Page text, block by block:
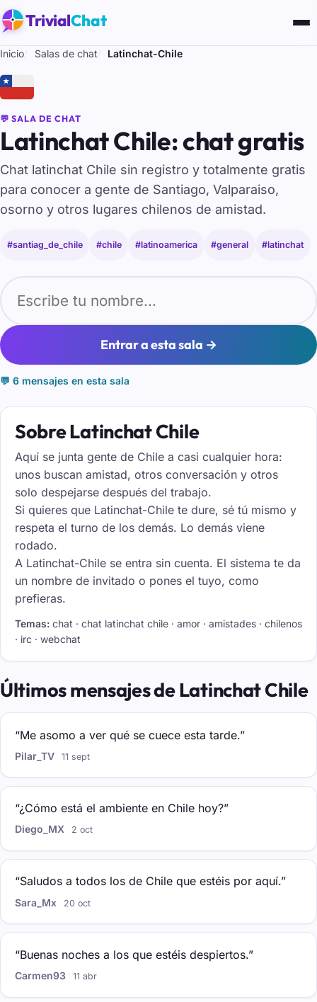
TrivialChat
Inicio Salas de chat Latinchat-Chile
🇨🇱
💬 SALA DE CHAT
Latinchat Chile: chat gratis
Chat latinchat Chile sin registro y totalmente gratis
para conocer a gente de Santiago, Valparaiso,
osorno y otros lugares chilenos de amistad.
#santiag_de_chile #chile #latinoamerica #general #latinchat
Entrar a esta sala →
💬 6 mensajes en esta sala
Sobre Latinchat Chile
Aquí se junta gente de Chile a casi cualquier hora:
unos buscan amistad, otros conversación y otros
solo despejarse después del trabajo.
Si quieres que Latinchat-Chile te dure, sé tú mismo y
respeta el turno de los demás. Lo demás viene
rodado.
A Latinchat-Chile se entra sin cuenta. El sistema te da
un nombre de invitado o pones el tuyo, como
prefieras.
Temas: chat · chat latinchat chile · amor · amistades · chilenos
· irc · webchat
Últimos mensajes de Latinchat Chile
“Me asomo a ver qué se cuece esta tarde.”
Pilar_TV 11 sept
“¿Cómo está el ambiente en Chile hoy?”
Diego_MX 2 oct
“Saludos a todos los de Chile que estéis por aquí.”
Sara_Mx 20 oct
“Buenas noches a los que estéis despiertos.”
Carmen93 11 abr